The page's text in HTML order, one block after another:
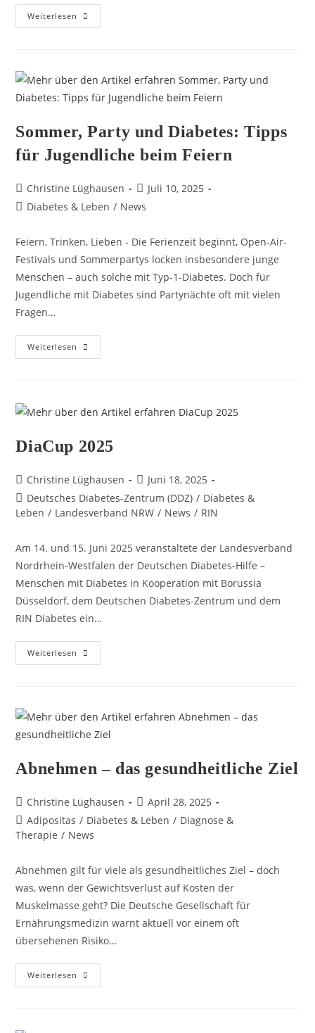
Weiterlesen
Sommer, Party und Diabetes: Tipps
für Jugendliche beim Feiern
Christine Lüghausen
Juli 10, 2025
Diabetes & Leben / News
Feiern, Trinken, Lieben - Die Ferienzeit beginnt, Open-Air-
Festivals und Sommerpartys locken insbesondere junge
Menschen – auch solche mit Typ-1-Diabetes. Doch für
Jugendliche mit Diabetes sind Partynächte oft mit vielen
Fragen…
Weiterlesen
DiaCup 2025
Christine Lüghausen
Juni 18, 2025
Deutsches Diabetes-Zentrum (DDZ)​ / Diabetes &
Leben / Landesverband NRW / News / RIN
Am 14. und 15. Juni 2025 veranstaltete der Landesverband
Nordrhein-Westfalen der Deutschen Diabetes-Hilfe –
Menschen mit Diabetes in Kooperation mit Borussia
Düsseldorf, dem Deutschen Diabetes-Zentrum und dem
RIN Diabetes ein…
Weiterlesen
Abnehmen – das gesundheitliche Ziel
Christine Lüghausen
April 28, 2025
Adipositas / Diabetes & Leben / Diagnose &
Therapie / News
Abnehmen gilt für viele als gesundheitliches Ziel – doch
was, wenn der Gewichtsverlust auf Kosten der
Muskelmasse geht? Die Deutsche Gesellschaft für
Ernährungsmedizin warnt aktuell vor einem oft
übersehenen Risiko…
Weiterlesen